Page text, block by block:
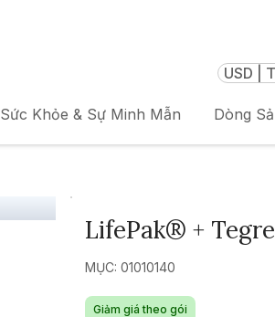
USD |
Sức Khỏe & Sự Minh Mẫn Dòng
LifePak® +
MỤC: 01010140
Giảm giá theo gói